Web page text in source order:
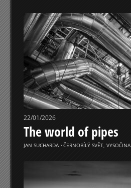
22/01/2026
The world of pipes
JAN SUCHARDA ⋅ ČERNOBÍLÝ SVĚT, VYSOČINA